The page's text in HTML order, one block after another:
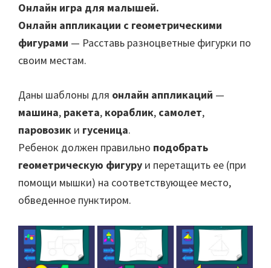
Онлайн игра для малышей.
Онлайн аппликации с геометрическими
фигурами — Расставь разноцветные фигурки по
своим местам.
Даны шаблоны для онлайн аппликаций —
машина, ракета, кораблик, самолет,
паровозик и гусеница.
Ребенок должен правильно подобрать
геометрическую фигуру и перетащить ее (при
помощи мышки) на соответствующее место,
обведенное пунктиром.